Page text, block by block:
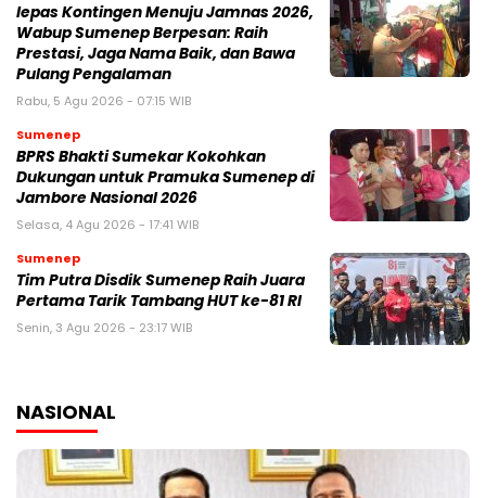
lepas Kontingen Menuju Jamnas 2026,
Wabup Sumenep Berpesan: Raih
Prestasi, Jaga Nama Baik, dan Bawa
Pulang Pengalaman
Rabu, 5 Agu 2026 - 07:15 WIB
Sumenep
BPRS Bhakti Sumekar Kokohkan
Dukungan untuk Pramuka Sumenep di
Jambore Nasional 2026
Selasa, 4 Agu 2026 - 17:41 WIB
Sumenep
Tim Putra Disdik Sumenep Raih Juara
Pertama Tarik Tambang HUT ke-81 RI
Senin, 3 Agu 2026 - 23:17 WIB
NASIONAL